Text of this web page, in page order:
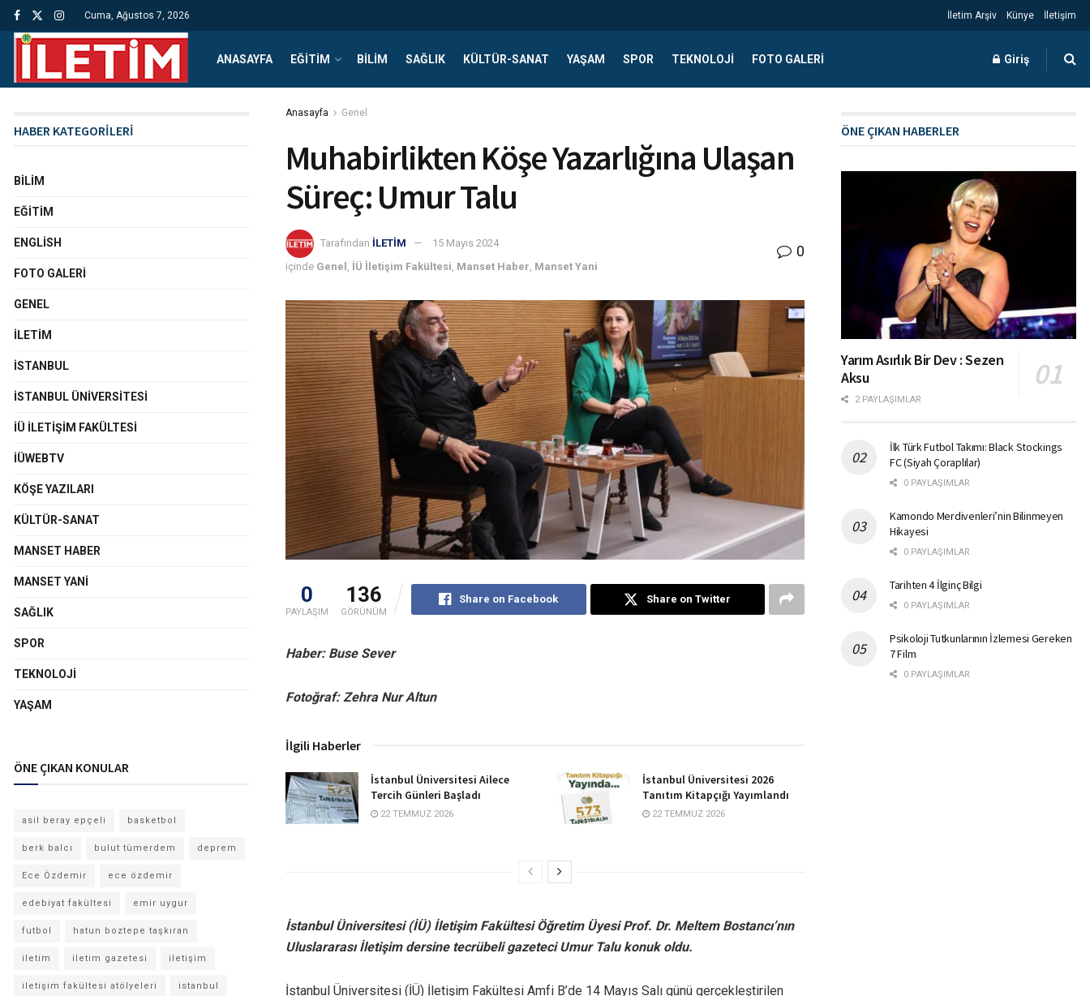
Cuma, Ağustos 7, 2026 İletim Arşiv Künye İletişim
ANASAYFA EĞITIM BILIM SAĞLIK KÜLTÜR-SANAT YAŞAM SPOR TEKNOLOJI FOTO GALERI Giriş
Anasayfa Genel
Muhabirlikten Köşe Yazarlığına Ulaşan
Süreç: Umur Talu
Tarafından İLETİM
15 Mayıs 2024
içinde Genel İÜ İletişim Fakültesi Manset Haber Manset Yani
0
0
PAYLAŞIM
136
GÖRÜNÜM
Share on Facebook Share on Twitter
Haber: Buse Sever
Fotoğraf: Zehra Nur Altun
İlgili Haberler
İstanbul Üniversitesi Ailece
Tercih Günleri Başladı
22 TEMMUZ 2026
İstanbul Üniversitesi 2026
Tanıtım Kitapçığı Yayımlandı
22 TEMMUZ 2026
İstanbul Üniversitesi (İÜ) İletişim Fakültesi Öğretim Üyesi Prof. Dr. Meltem Bostancı’nın
Uluslararası İletişim dersine tecrübeli gazeteci Umur Talu konuk oldu.
İstanbul Üniversitesi (İÜ) İletişim Fakültesi Amfi B’de 14 Mayıs Salı günü gerçekleştirilen
HABER KATEGORİLERİ
BILIM
EĞITIM
ENGLISH
FOTO GALERI
GENEL
İLETIM
İSTANBUL
İSTANBUL ÜNIVERSITESI
İÜ İLETIŞIM FAKÜLTESI
İÜWEBTV
KÖŞE YAZILARI
KÜLTÜR-SANAT
MANSET HABER
MANSET YANI
SAĞLIK
SPOR
TEKNOLOJI
YAŞAM
ÖNE ÇIKAN KONULAR
asil beray epçeli basketbol
berk balcı bulut tümerdem deprem
Ece Özdemir ece özdemir
edebiyat fakültesi emir uygur
futbol hatun boztepe taşkıran
iletim iletim gazetesi iletişim
iletişim fakültesi atölyeleri istanbul
ÖNE ÇIKAN HABERLER
Yarım Asırlık Bir Dev : Sezen
Aksu
2 PAYLAŞIMLAR
İlk Türk Futbol Takımı: Black Stockings
FC (Siyah Çoraplılar)
0 PAYLAŞIMLAR
Kamondo Merdivenleri’nin Bilinmeyen
Hikayesi
0 PAYLAŞIMLAR
Tarihten 4 İlginç Bilgi
0 PAYLAŞIMLAR
Psikoloji Tutkunlarının İzlemesi Gereken
7 Film
0 PAYLAŞIMLAR